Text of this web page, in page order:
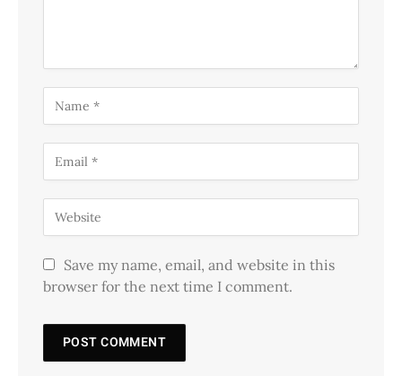
Save my name, email, and website in this
browser for the next time I comment.